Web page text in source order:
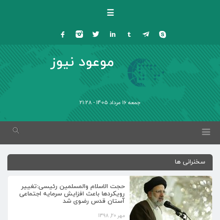
☰
موعود نیوز
جمعه 16 مرداد 1405 - 21:28
سخنرانی ها
حجت الاسلام والمسلمین رئیسی:تغییر
رویکردها باعث افزایش سرمایه اجتماعی
آستان قدس رضوی شد
مهر 20, 1398